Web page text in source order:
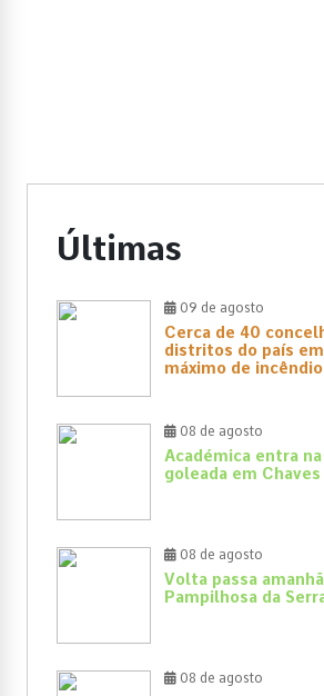
Últimas
09 de agosto
Cerca de 40
distritos do país
máximo de incêndio
08 de agosto
Académica entra
goleada em Chaves
08 de agosto
Volta passa
Pampilhosa da
08 de agosto